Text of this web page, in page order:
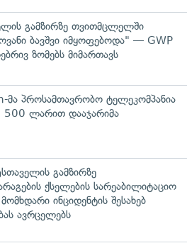
გამზირზე თვითმცლელში
ბავშვი იმყოფებოდა" — GWP
ზომებს მიმართავს
მა პროსამთავრობო ტელეკომპანია
500 ლარით დააჯარიმა
გამზირზე
ქსელების სარეაბილიტაციო
ინციდენტის შესახებ
ავრცელებს